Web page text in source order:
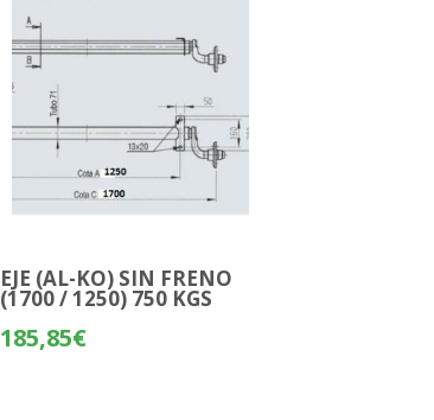
EJE (AL-KO) SIN FRENO
(1700 / 1250) 750 KGS
185,85€